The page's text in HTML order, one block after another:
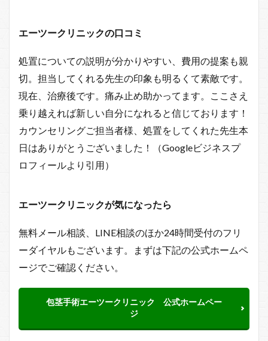
エーツークリニックの口コミ
処置についての説明が分かりやすい、費用の提案も親
切。担当してくれる先生の印象も明るくて素敵です。
現在、治療後です。痛み止め助かってます。ここさえ
乗り越えれば新しい自分になれると信じております！
カウンセリングご担当者様、処置をしてくれた先生本
日はありがとうございました！（Googleビジネスプ
ロフィールより引用）
エーツークリニックが気になったら
無料メール相談、LINE相談のほか24時間受付のフリ
ーダイヤルもございます。まずは下記の公式ホームペ
ージでご確認ください。
包茎手術エーツークリニック 公式ホームペー
ジ